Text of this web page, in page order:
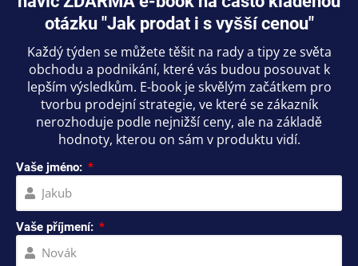
otázku "Jak prodat i s vyšší cenou"
Každý týden se můžete těšit na rady a tipy ze světa
obchodu a podnikání, které vás budou posouvat k
lepším výsledkům. E-book je skvělým začátkem pro
tvorbu prodejní strategie, ve které se zákazník
nerozhoduje podle nejnižší ceny, ale na základě
hodnoty, kterou on sám v produktu vidí.
Vaše jméno:
Vaše příjmení: